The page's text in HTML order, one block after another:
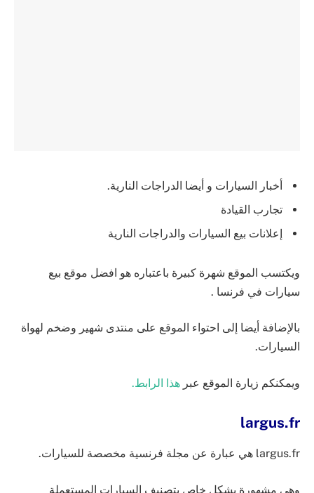
أخبار السيارات و أيضا الدراجات النارية.
تجارب القيادة
إعلانات بيع السيارات والدراجات النارية
ويكتسب الموقع شهرة كبيرة باعتباره هو افضل موقع بيع
سيارات في فرنسا .
بالإضافة أيضا إلى احتواء الموقع على منتدى شهير وضخم لهواة
السيارات.
ويمكنكم زيارة الموقع عبر هذا الرابط.
largus.fr
largus.fr هي عبارة عن مجلة فرنسية مخصصة للسيارات.
وهي مشهورة بشكل خاص بتصنيف السيارات المستعملة